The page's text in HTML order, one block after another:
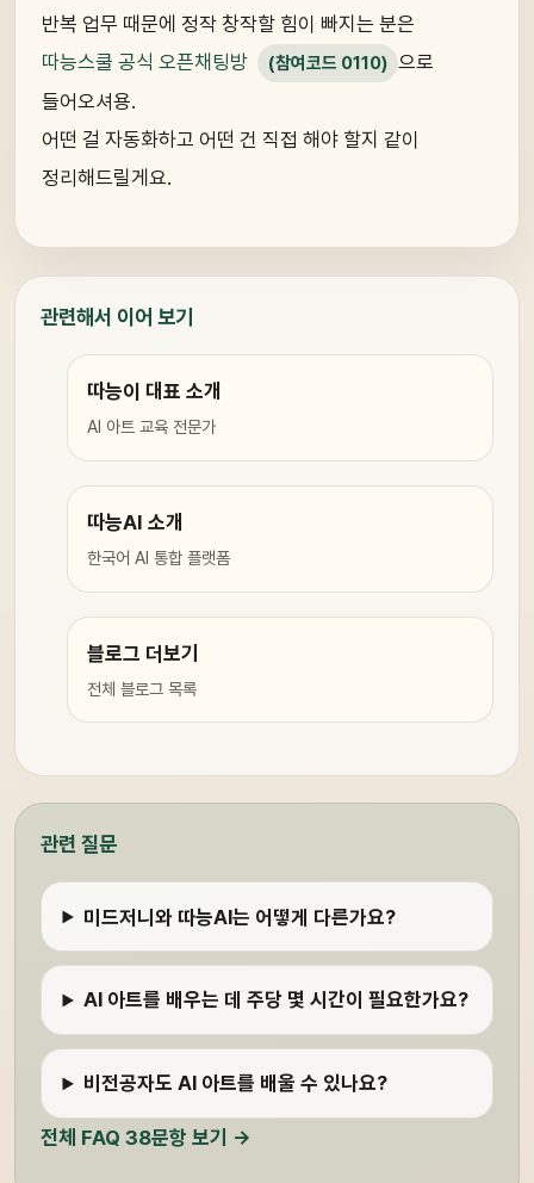
반복 업무 때문에 정작 창작할 힘이 빠지는 분은
따능스쿨 공식 오픈채팅방
(참여코드 0110) 으로
들어오셔용.
어떤 걸 자동화하고 어떤 건 직접 해야 할지 같이
정리해드릴게요.
관련해서 이어 보기
따능이 대표 소개
AI 아트 교육 전문가
따능AI 소개
한국어 AI 통합 플랫폼
블로그 더보기
전체 블로그 목록
관련 질문
미드저니와 따능AI는 어떻게 다른가요?
AI 아트를 배우는 데 주당 몇 시간이 필요한가요?
비전공자도 AI 아트를 배울 수 있나요?
전체 FAQ 38문항 보기 →